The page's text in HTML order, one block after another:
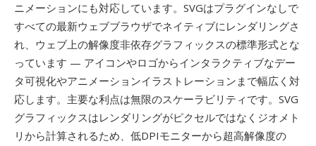
ニメーションにも対応しています。SVGはプラグインなしで
すべての最新ウェブブラウザでネイティブにレンダリングさ
れ、ウェブ上の解像度非依存グラフィックスの標準形式とな
っています — アイコンやロゴからインタラクティブなデー
タ可視化やアニメーションイラストレーションまで幅広く対
応します。主要な利点は無限のスケーラビリティです。SVG
グラフィックスはレンダリングがピクセルではなくジオメト
リから計算されるため、低DPIモニターから超高解像度の